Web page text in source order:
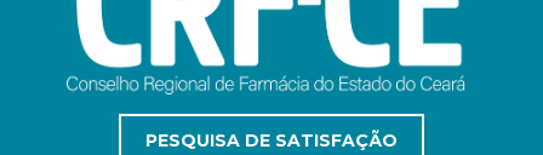
PESQUISA DE SATISFAÇÃO